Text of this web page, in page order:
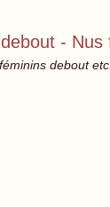
-
debout